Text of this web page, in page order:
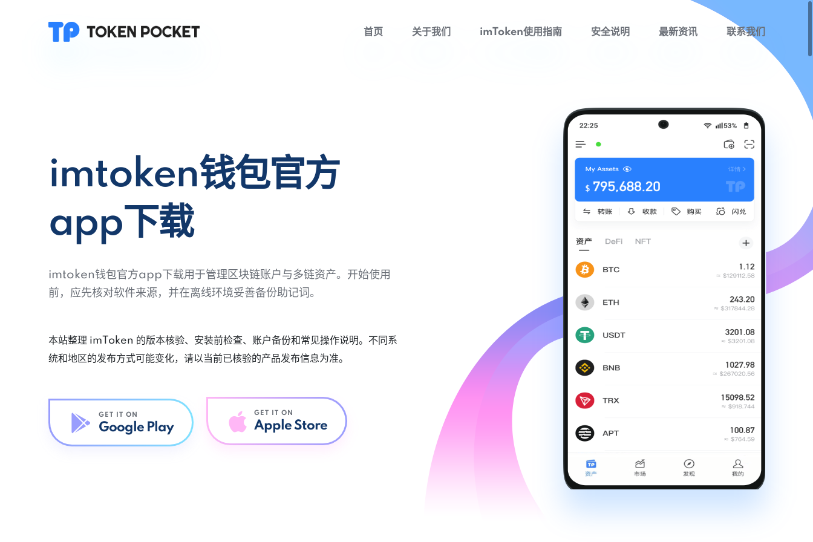
首页 关于我们 imToken使用指南 安全说明 最新资讯 联系我们
imtoken钱包官方
app下载
imtoken钱包官方app下载用于管理区块链账户与多链资产。开始使用
前，应先核对软件来源，并在离线环境妥善备份助记词。
本站整理 imToken 的版本核验、安装前检查、账户备份和常见操作说明。不同系
统和地区的发布方式可能变化，请以当前已核验的产品发布信息为准。
GET IT ON
Google Play
GET IT ON
Apple Store